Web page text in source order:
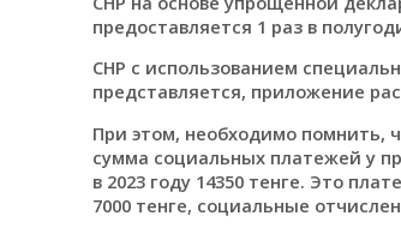
предоставляется 1 раз в
СНР с использованием
представляется, приложение
При этом, необходимо помнить,
сумма социальных платежей у
в 2023 году 14350 тенге. Это
7000 тенге, социальные